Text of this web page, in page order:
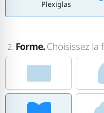
Plexiglas
2. Forme.Choisissez la